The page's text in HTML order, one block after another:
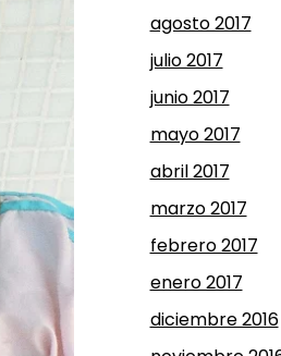
agosto 2017
julio 2017
junio 2017
mayo 2017
abril 2017
marzo 2017
febrero 2017
enero 2017
diciembre 2016